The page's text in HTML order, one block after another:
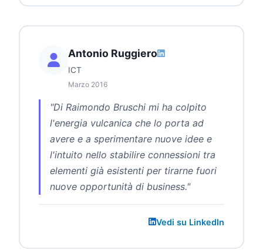
Antonio Ruggiero
ICT
Marzo 2016
"Di Raimondo Bruschi mi ha colpito
l'energia vulcanica che lo porta ad
avere e a sperimentare nuove idee e
l'intuito nello stabilire connessioni tra
elementi già esistenti per tirarne fuori
nuove opportunità di business."
Vedi su LinkedIn